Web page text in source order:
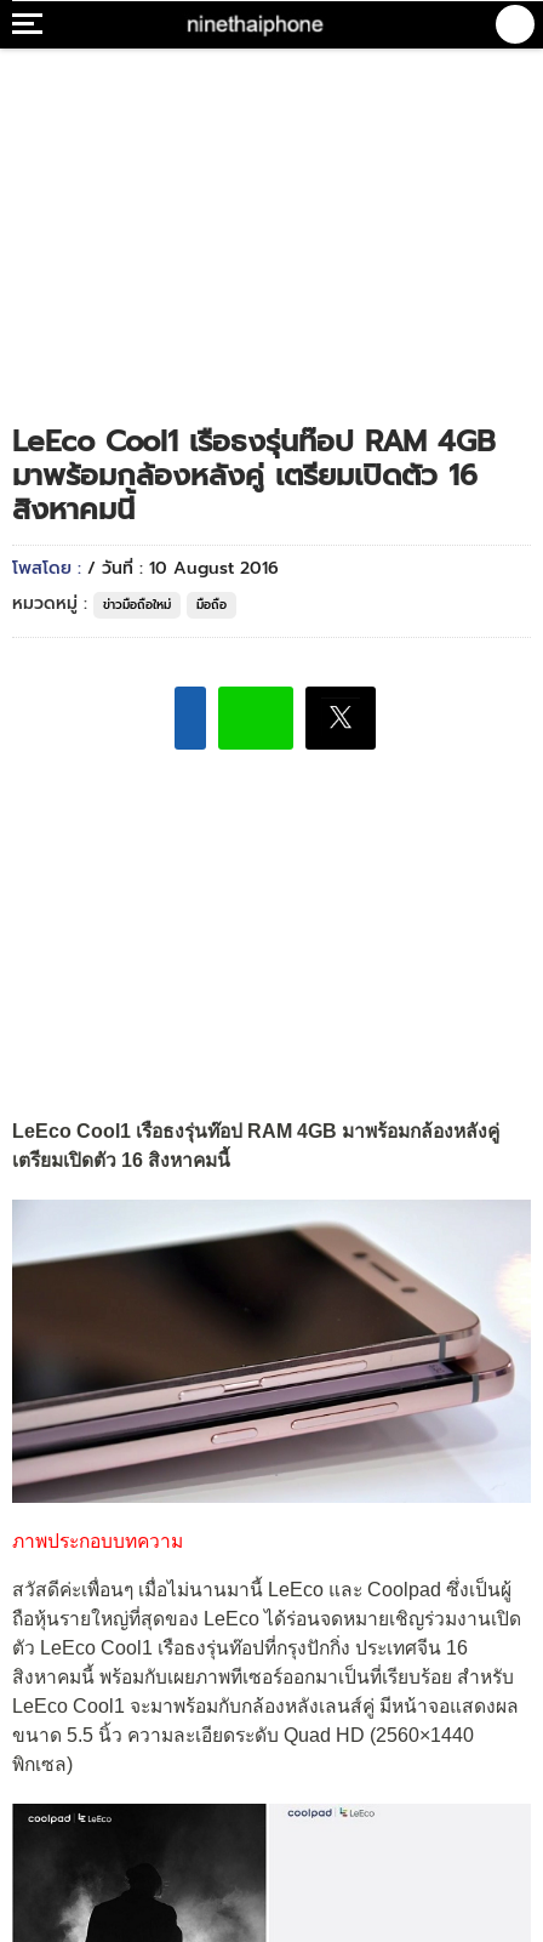
LeEco Cool1 เรือธงรุ่นท๊อป RAM 4GB
มาพร้อมกล้องหลังคู่ เตรียมเปิดตัว 16
สิงหาคมนี้
โพสโดย : / วันที่ : 10 August 2016
หมวดหมู่ :
ข่าวมือถือใหม่ มือถือ
LeEco Cool1 เรือธงรุ่นท๊อป RAM 4GB มาพร้อมกล้องหลังคู่
เตรียมเปิดตัว 16 สิงหาคมนี้
ภาพประกอบบทความ
สวัสดีค่ะเพื่อนๆ เมื่อไม่นานมานี้ LeEco และ Coolpad ซึ่งเป็นผู้
ถือหุ้นรายใหญ่ที่สุดของ LeEco ได้ร่อนจดหมายเชิญร่วมงานเปิด
ตัว LeEco Cool1 เรือธงรุ่นท๊อปที่กรุงปักกิ่ง ประเทศจีน 16
สิงหาคมนี้ พร้อมกับเผยภาพทีเซอร์ออกมาเป็นที่เรียบร้อย สำหรับ
LeEco Cool1 จะมาพร้อมกับกล้องหลังเลนส์คู่ มีหน้าจอแสดงผล
ขนาด 5.5 นิ้ว ความละเอียดระดับ Quad HD (2560×1440
พิกเซล)